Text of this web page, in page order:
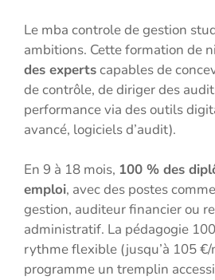
Le mba controle de gestion
ambitions. Cette formation de
des expertscapables de
de contrôle, de diriger des
performance via des outils
avancé, logiciels d’audit).
En 9 à 18 mois, 100 % des
emploi, avec des postes
gestion, auditeur financier ou
administratif. La pédagogie
rythme flexible (jusqu’à 105
programme un tremplin